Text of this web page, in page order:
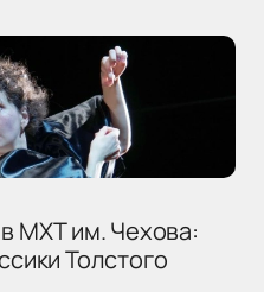
МХТ им. Чехова:
Толстого